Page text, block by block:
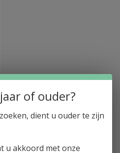
of ouder?
dient u ouder te zijn
u akkoord met onze